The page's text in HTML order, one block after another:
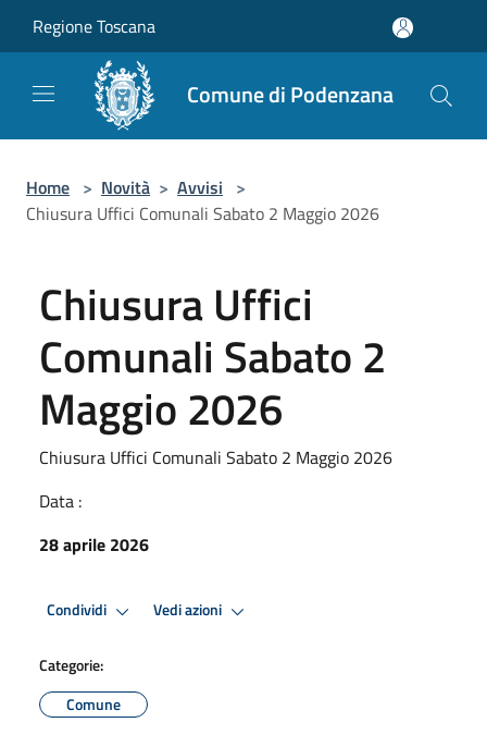
Regione Toscana
Comune di Podenzana
Home > Novità > Avvisi >
Chiusura Uffici Comunali Sabato 2 Maggio 2026
Chiusura Uffici
Comunali Sabato 2
Maggio 2026
Chiusura Uffici Comunali Sabato 2 Maggio 2026
Data :
28 aprile 2026
Condividi Vedi azioni
Categorie:
Comune